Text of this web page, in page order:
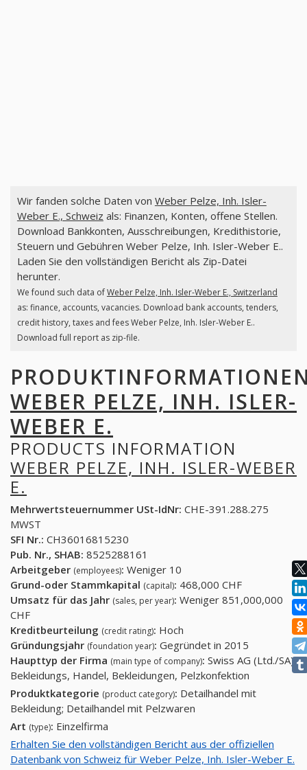
Wir fanden solche Daten von Weber Pelze, Inh. Isler-
Weber E., Schweiz als: Finanzen, Konten, offene Stellen.
Download Bankkonten, Ausschreibungen, Kredithistorie,
Steuern und Gebühren Weber Pelze, Inh. Isler-Weber E..
Laden Sie den vollständigen Bericht als Zip-Datei
herunter.
We found such data ofWeber Pelze, Inh. Isler-Weber E., Switzerland
as: finance, accounts, vacancies. Download bank accounts, tenders,
credit history, taxes and fees Weber Pelze, Inh. Isler-Weber E..
Download full report as zip-file.
WEBER PELZE, INH. ISLER-
WEBER E.
PRODUCTS INFORMATION
WEBER PELZE, INH. ISLER-WEBER
E.
Mehrwertsteuernummer USt-IdNr: CHE-391.288.275
MWST
SFI Nr.: CH36016815230
Pub. Nr., SHAB: 8525288161
Arbeitgeber (employees): Weniger 10
Grund-oder Stammkapital (capital): 468,000 CHF
Umsatz für das Jahr (sales, per year): Weniger 851,000,000
CHF
Kreditbeurteilung (credit rating): Hoch
Gründungsjahr (foundation year): Gegründet in 2015
Haupttyp der Firma (main type of company): Swiss AG (Ltd./SA)
Bekleidungs, Handel, Bekleidungen, Pelzkonfektion
Produktkategorie (product category): Detailhandel mit
Bekleidung; Detailhandel mit Pelzwaren
Art (type): Einzelfirma
Erhalten Sie den vollständigen Bericht aus der offiziellen
Datenbank von Schweiz für Weber Pelze, Inh. Isler-Weber E.